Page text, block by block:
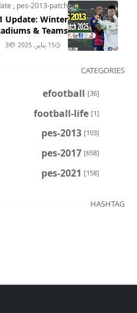
, pes-2013-patch
Update: Winter
& Teams!
15 يناير, 2025 3
CATEGORIES
efootball [36]
football-life [1]
pes-2013 [103]
pes-2017 [658]
pes-2021 [158]
HASHTAG